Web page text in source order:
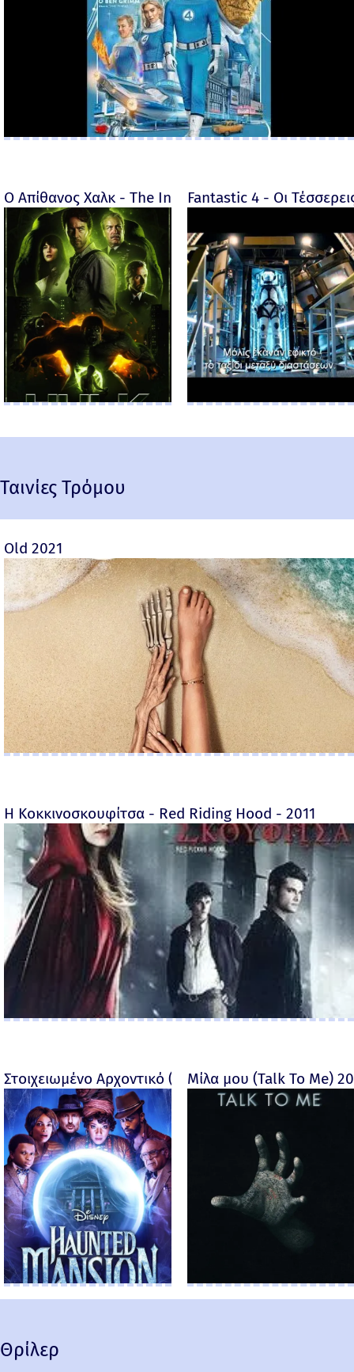
Ο Απίθανος Χαλκ - The Incredible Hulk - 2008
Fantastic 4 - Οι
Ταινίες Τρόμου
Old 2021
Η Κοκκινοσκουφίτσα - Red Riding Hood - 2011
Στοιχειωμένο Αρχοντικό (Haunted Mansion) - 2023
Μίλα μου (Talk To Me)
Θρίλερ